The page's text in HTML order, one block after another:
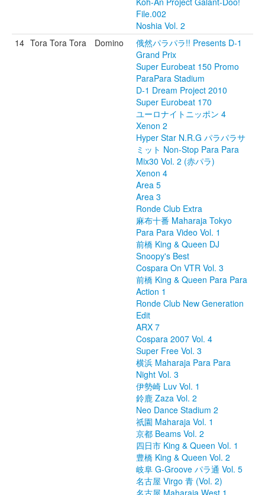
File.002
Noshia Vol. 2
14 Tora Tora Tora Domino
俄然パラパラ!! Presents D-1
Grand Prix
Super Eurobeat 150 Promo
ParaPara Stadium
D-1 Dream Project 2010
Super Eurobeat 170
ユーロナイトニッポン 4
Xenon 2
Hyper Star N.R.G パラパラサ
ミット Non-Stop Para Para
Mix30 Vol. 2 (赤パラ)
Xenon 4
Area 5
Area 3
Ronde Club Extra
麻布十番 Maharaja Tokyo
Para Para Video Vol. 1
前橋 King & Queen DJ
Snoopy's Best
Cospara On VTR Vol. 3
前橋 King & Queen Para Para
Action 1
Ronde Club New Generation
Edit
ARX 7
Cospara 2007 Vol. 4
Super Free Vol. 3
横浜 Maharaja Para Para
Night Vol. 3
伊勢崎 Luv Vol. 1
鈴鹿 Zaza Vol. 2
Neo Dance Stadium 2
祇園 Maharaja Vol. 1
京都 Beams Vol. 2
四日市 King & Queen Vol. 1
豊橋 King & Queen Vol. 2
岐阜 G-Groove パラ通 Vol. 5
名古屋 Virgo 青 (Vol. 2)
名古屋 Maharaja West 1